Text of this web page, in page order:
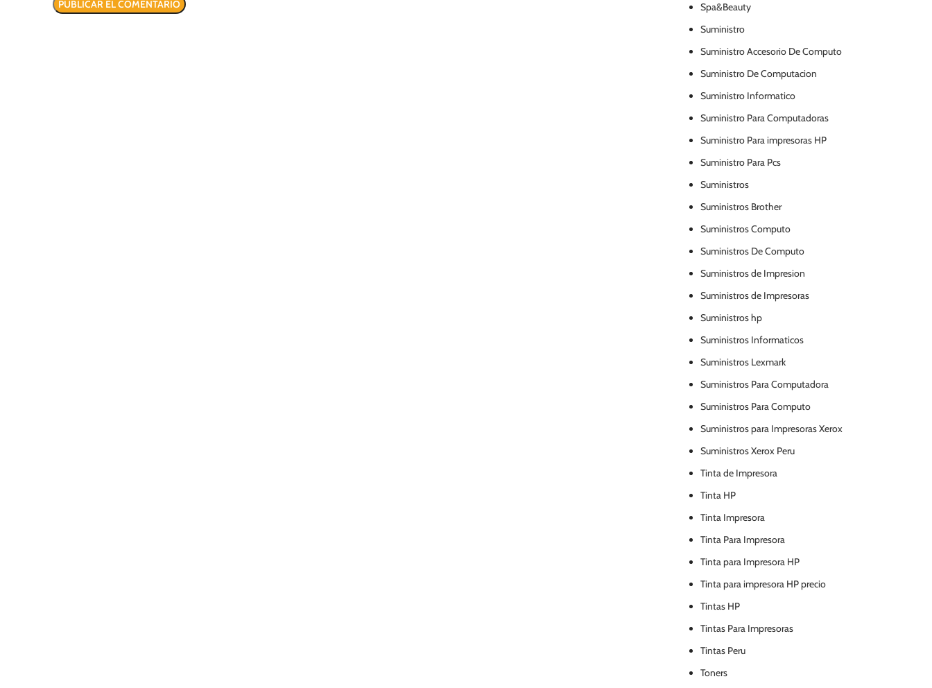
Spa&Beauty
Suministro
Suministro Accesorio De Computo
Suministro De Computacion
Suministro Informatico
Suministro Para Computadoras
Suministro Para impresoras HP
Suministro Para Pcs
Suministros
Suministros Brother
Suministros Computo
Suministros De Computo
Suministros de Impresion
Suministros de Impresoras
Suministros hp
Suministros Informaticos
Suministros Lexmark
Suministros Para Computadora
Suministros Para Computo
Suministros para Impresoras Xerox
Suministros Xerox Peru
Tinta de Impresora
Tinta HP
Tinta Impresora
Tinta Para Impresora
Tinta para Impresora HP
Tinta para impresora HP precio
Tintas HP
Tintas Para Impresoras
Tintas Peru
Toners